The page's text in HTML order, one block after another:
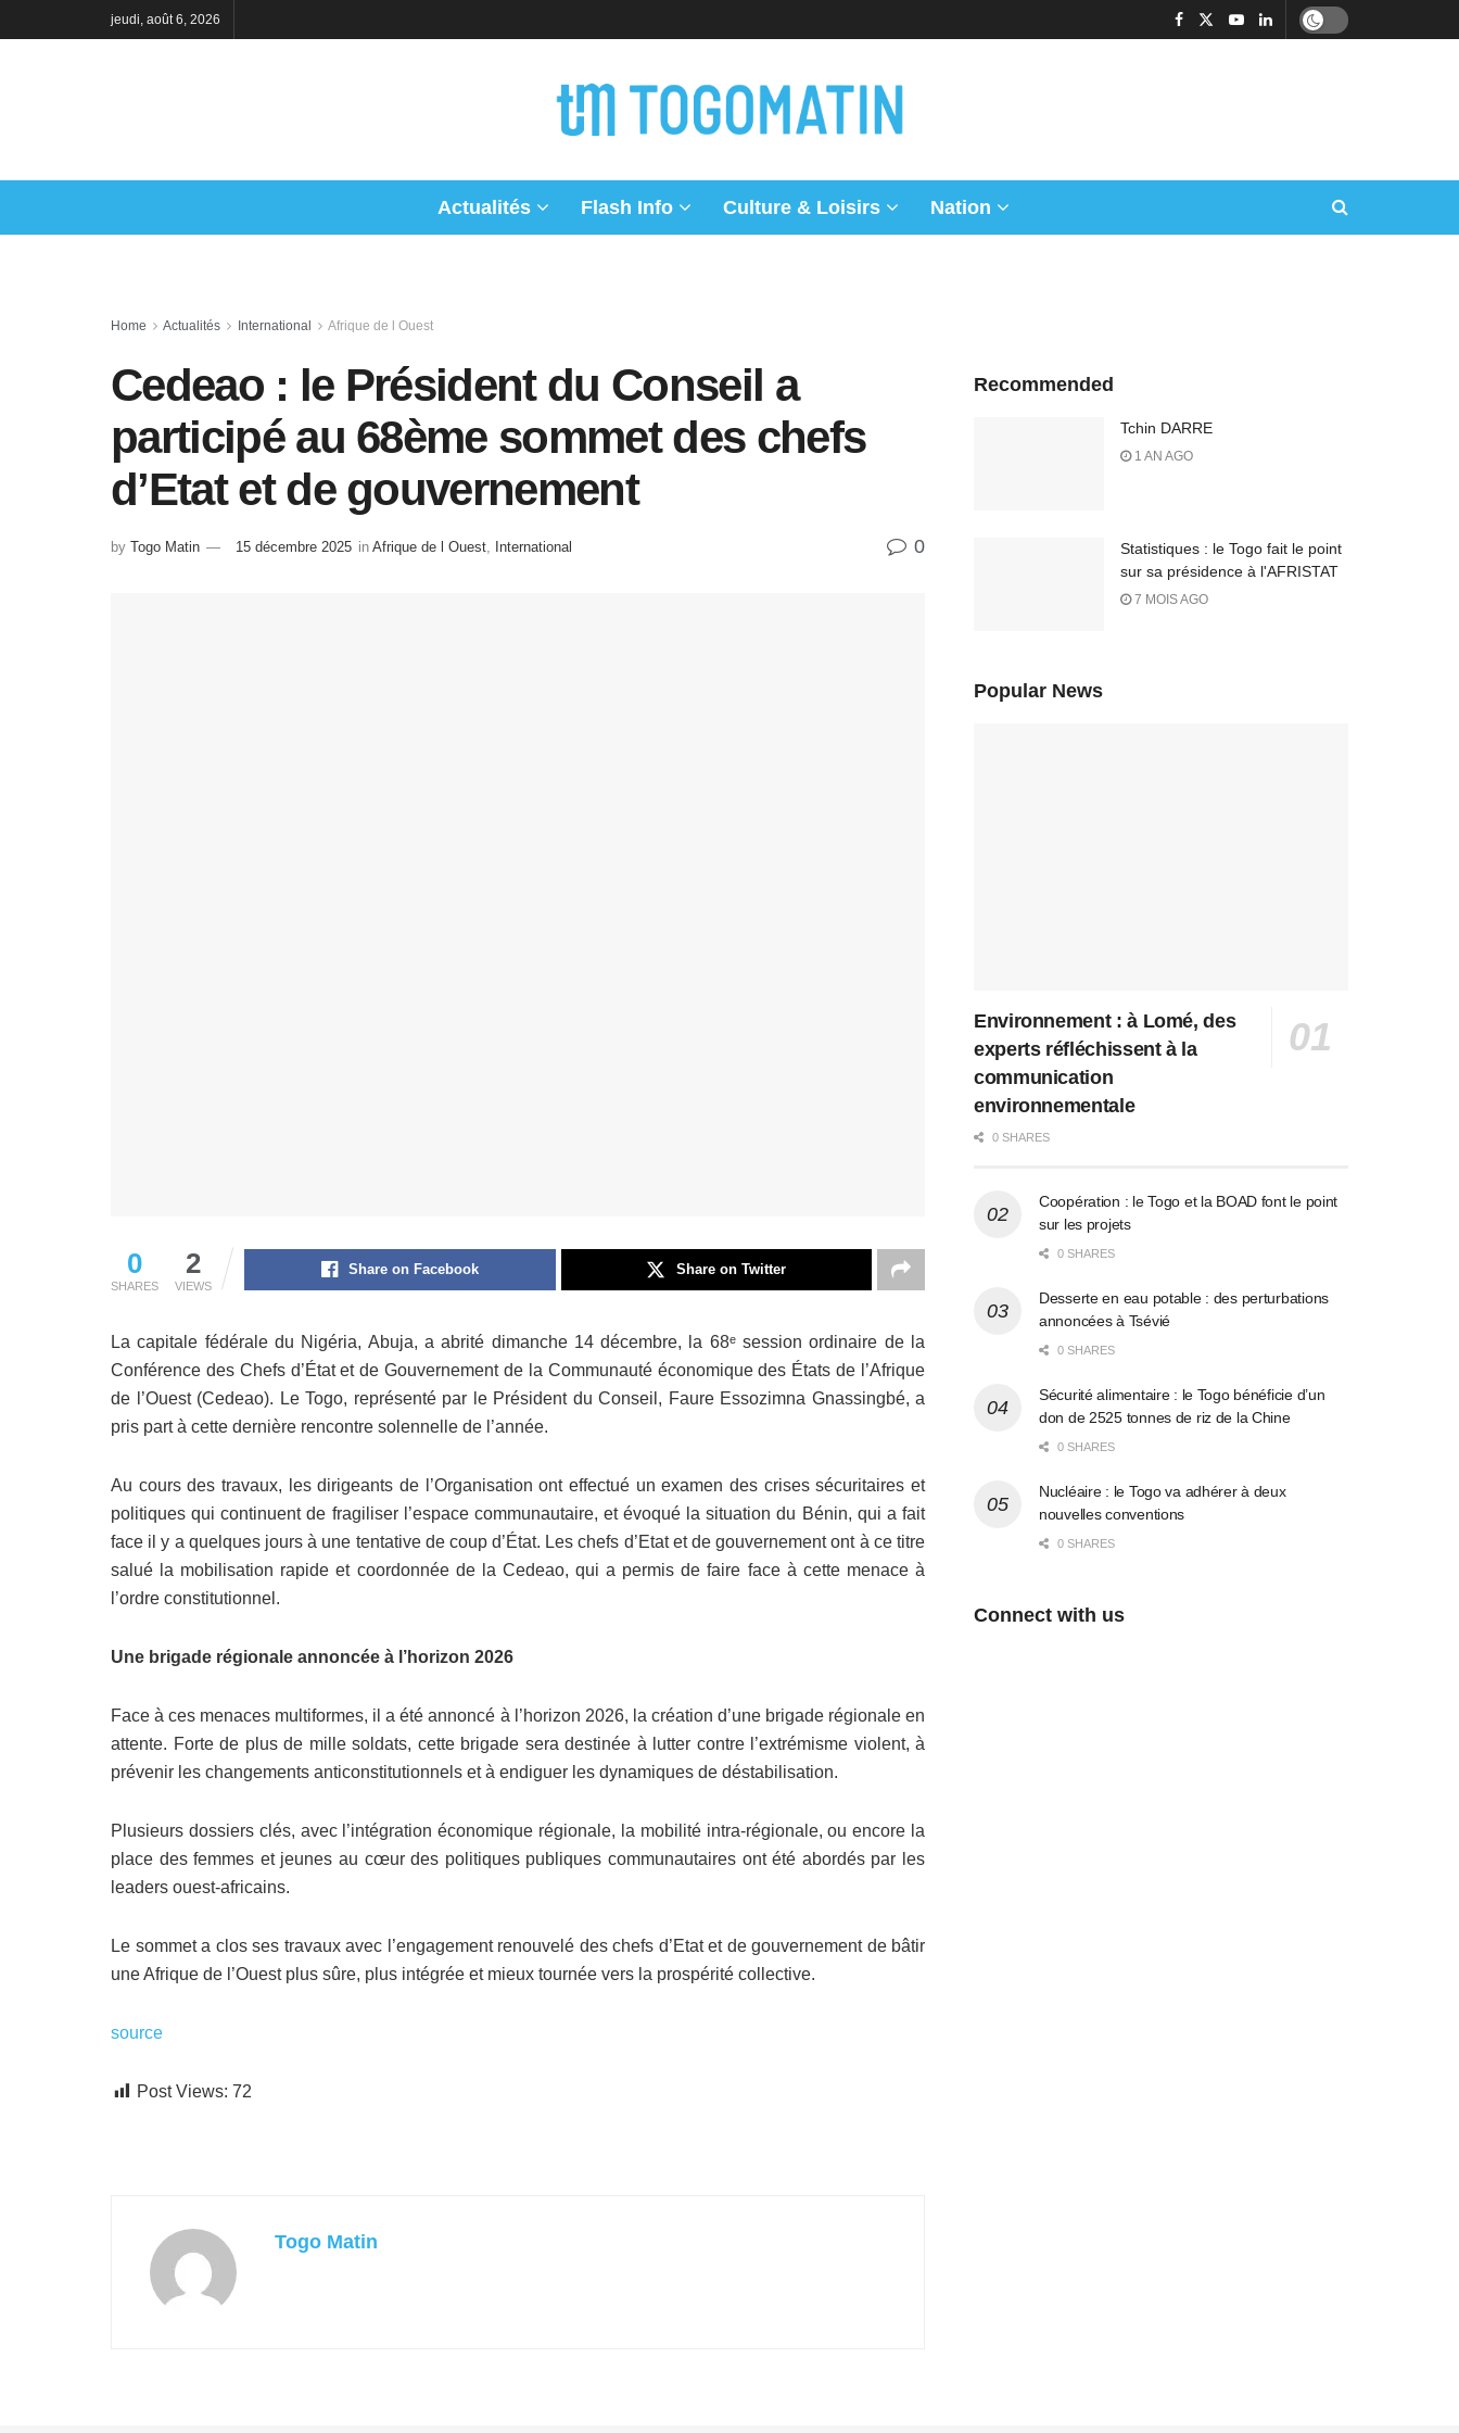
jeudi, août 6, 2026
Actualités Flash Info Culture & Loisirs Nation
Home Actualités International Afrique de l Ouest
Cedeao : le Président du Conseil a
participé au 68ème sommet des chefs
d’Etat et de gouvernement
by Togo Matin 15 décembre 2025 in Afrique de l Ouest International 0
0
SHARES
2
VIEWS
Share on Facebook Share on Twitter
La capitale fédérale du Nigéria, Abuja, a abrité dimanche 14 décembre, la 68ᵉ session ordinaire de la
Conférence des Chefs d’État et de Gouvernement de la Communauté économique des États de l’Afrique
de l’Ouest (Cedeao). Le Togo, représenté par le Président du Conseil, Faure Essozimna Gnassingbé, a
pris part à cette dernière rencontre solennelle de l’année.
Au cours des travaux, les dirigeants de l’Organisation ont effectué un examen des crises sécuritaires et
politiques qui continuent de fragiliser l’espace communautaire, et évoqué la situation du Bénin, qui a fait
face il y a quelques jours à une tentative de coup d’État. Les chefs d’Etat et de gouvernement ont à ce titre
salué la mobilisation rapide et coordonnée de la Cedeao, qui a permis de faire face à cette menace à
l’ordre constitutionnel.
Une brigade régionale annoncée à l’horizon 2026
Face à ces menaces multiformes, il a été annoncé à l’horizon 2026, la création d’une brigade régionale en
attente. Forte de plus de mille soldats, cette brigade sera destinée à lutter contre l’extrémisme violent, à
prévenir les changements anticonstitutionnels et à endiguer les dynamiques de déstabilisation.
Plusieurs dossiers clés, avec l’intégration économique régionale, la mobilité intra-régionale, ou encore la
place des femmes et jeunes au cœur des politiques publiques communautaires ont été abordés par les
leaders ouest-africains.
Le sommet a clos ses travaux avec l’engagement renouvelé des chefs d’Etat et de gouvernement de bâtir
une Afrique de l’Ouest plus sûre, plus intégrée et mieux tournée vers la prospérité collective.
source
Post Views: 72
Togo Matin
Recommended
Tchin DARRE
1 AN AGO
Statistiques : le Togo fait le point
sur sa présidence à l'AFRISTAT
7 MOIS AGO
Popular News
Environnement : à Lomé, des
experts réfléchissent à la
communication
environnementale
0 SHARES
Coopération : le Togo et la BOAD font le point
sur les projets
0 SHARES
Desserte en eau potable : des perturbations
annoncées à Tsévié
0 SHARES
Sécurité alimentaire : le Togo bénéficie d’un
don de 2525 tonnes de riz de la Chine
0 SHARES
Nucléaire : le Togo va adhérer à deux
nouvelles conventions
0 SHARES
Connect with us